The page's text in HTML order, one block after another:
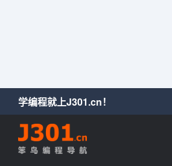
学编程就上J301.cn！